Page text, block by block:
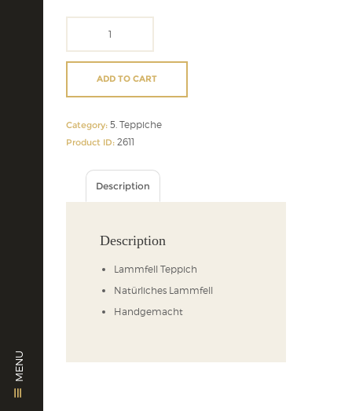
MENU
quantity
ADD TO CART
Category: 5. Teppiche
Product ID: 2611
Description
Description
Lammfell Teppich
Natürliches Lammfell
Handgemacht